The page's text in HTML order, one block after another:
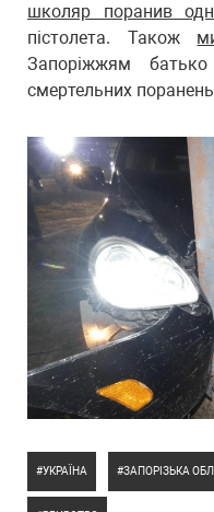
школяр поранив
пістолета. Також
Запоріжжям
смертельних
УКРАЇНА ЗАПОРІЗЬКА